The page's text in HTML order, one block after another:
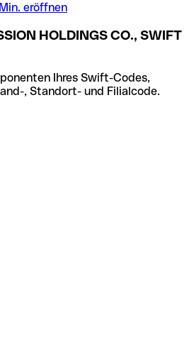
eröffnen
HOLDINGS CO., SWIFT
Ihres Swift-Codes,
, Standort- und Filialcode.